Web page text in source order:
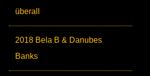
überall
2018 Bela B & Danubes
Banks